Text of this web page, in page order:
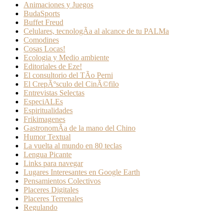
Animaciones y Juegos
BudaSports
Buffet Freud
Celulares, tecnologÃ­a al alcance de tu PALMa
Comodines
Cosas Locas!
Ecologia y Medio ambiente
Editoriales de Eze!
El consultorio del TÃ­o Perni
El CrepÃºsculo del CinÃ©filo
Entrevistas Selectas
EspeciALEs
Espiritualidades
Frikimagenes
GastronomÃ­a de la mano del Chino
Humor Textual
La vuelta al mundo en 80 teclas
Lengua Picante
Links para navegar
Lugares Interesantes en Google Earth
Pensamientos Colectivos
Placeres Digitales
Placeres Terrenales
Regulando